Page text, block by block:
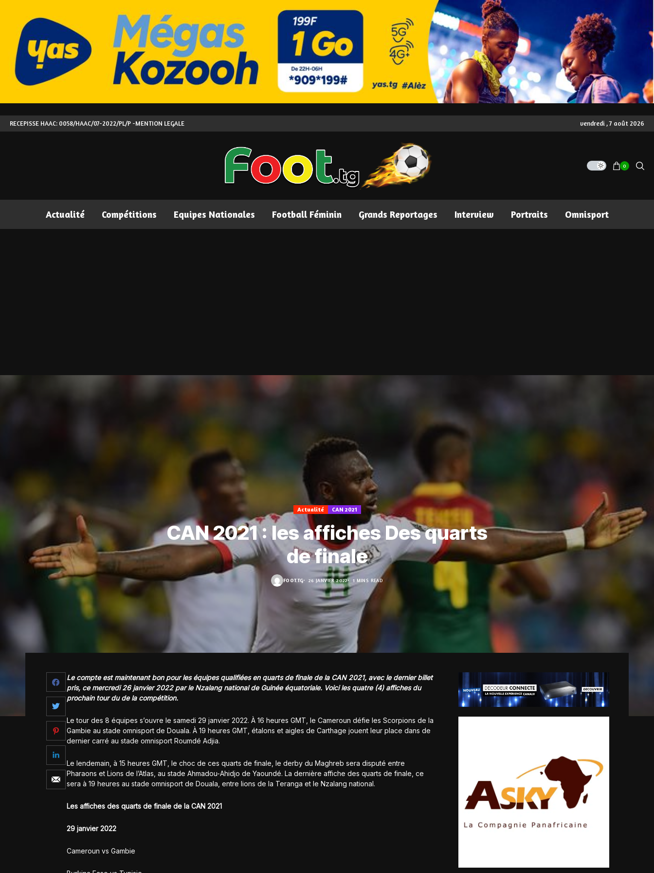
RECEPISSE HAAC: 0058/HAAC/07-2022/PL/P -MENTION LEGALE vendredi , 7 août 2026
0
Actualité Compétitions Equipes Nationales Football Féminin Grands Reportages Interview Portraits Omnisport
Actualité CAN 2021
CAN 2021 : les affiches Des quarts
de finale
FOOT.TG 26 JANVIER 2022 1 MINS READ
Le compte est maintenant bon pour les équipes qualifiées en quarts de finale de la CAN 2021, avec le dernier billet
pris, ce mercredi 26 janvier 2022 par le Nzalang national de Guinée équatoriale. Voici les quatre (4) affiches du
prochain tour du de la compétition.
Le tour des 8 équipes s’ouvre le samedi 29 janvier 2022. À 16 heures GMT, le Cameroun défie les Scorpions de la
Gambie au stade omnisport de Douala. À 19 heures GMT, étalons et aigles de Carthage jouent leur place dans de
dernier carré au stade omnisport Roumdé Adjia.
Le lendemain, à 15 heures GMT, le choc de ces quarts de finale, le derby du Maghreb sera disputé entre
Pharaons et Lions de l’Atlas, au stade Ahmadou-Ahidjo de Yaoundé. La dernière affiche des quarts de finale, ce
sera à 19 heures au stade omnisport de Douala, entre lions de la Teranga et le Nzalang national.
Les affiches des quarts de finale de la CAN 2021
29 janvier 2022
Cameroun vs Gambie